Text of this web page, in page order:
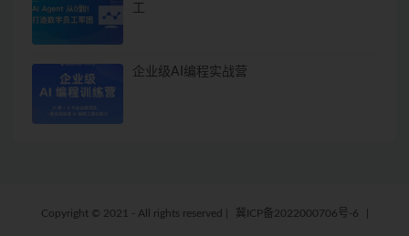
企业级AI编程实战营
Copyright © 2021 - All rights reserved 冀ICP备2022000706号-6